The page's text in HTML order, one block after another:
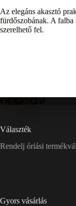
Az elegáns akasztó
fürdőszobának. A falba
szerelhető fel.
Választék
Rendelj óriási
Gyors vásárlás